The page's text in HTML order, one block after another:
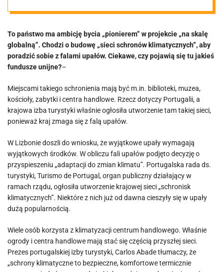
„Adaptacja do
zmian klimatu”
To państwo ma ambicję bycia „pionierem” w projekcie „na skalę
globalną”. Chodzi o budowę „sieci schronów klimatycznych”, aby
poradzić sobie z falami upałów. Ciekawe, czy pojawią się tu jakieś
fundusze unijne?–
Miejscami takiego schronienia mają być m.in. biblioteki, muzea,
kościoły, zabytki i centra handlowe. Rzecz dotyczy Portugalii, a
krajowa izba turystyki właśnie ogłosiła utworzenie tam takiej sieci,
ponieważ kraj zmaga się z falą upałów.
W Lizbonie doszli do wniosku, że wyjątkowe upały wymagają
wyjątkowych środków. W obliczu fali upałów podjęto decyzję o
przyspieszeniu „adaptacji do zmian klimatu”. Portugalska rada ds.
turystyki, Turismo de Portugal, organ publiczny działający w
ramach rządu, ogłosiła utworzenie krajowej sieci „schronisk
klimatycznych”. Niektóre z nich już od dawna cieszyły się w upały
dużą popularnością.
Wiele osób korzysta z klimatyzacji centrum handlowego. Właśnie
ogrody i centra handlowe mają stać się częścią przyszłej sieci.
Prezes portugalskiej izby turystyki, Carlos Abade tłumaczy, że
„schrony klimatyczne to bezpieczne, komfortowe termicznie